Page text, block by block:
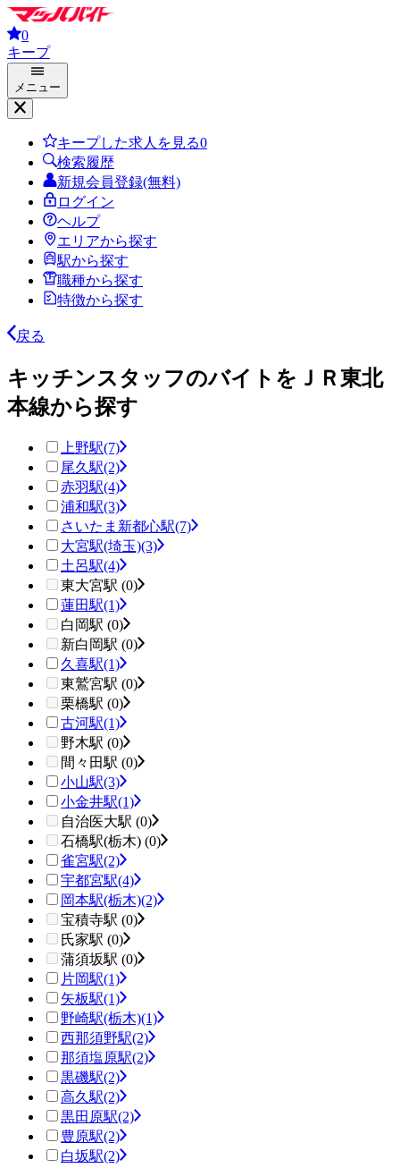
0
キープ
メニュー
キープした求人を見る0
検索履歴
新規会員登録(無料)
ログイン
ヘルプ
エリアから探す
駅から探す
職種から探す
特徴から探す
戻る
キッチンスタッフのバイトをＪＲ東北
本線から探す
上野駅(7)
尾久駅(2)
赤羽駅(4)
浦和駅(3)
さいたま新都心駅(7)
大宮駅(埼玉)(3)
土呂駅(4)
東大宮駅 (0)
蓮田駅(1)
白岡駅 (0)
新白岡駅 (0)
久喜駅(1)
東鷲宮駅 (0)
栗橋駅 (0)
古河駅(1)
野木駅 (0)
間々田駅 (0)
小山駅(3)
小金井駅(1)
自治医大駅 (0)
石橋駅(栃木) (0)
雀宮駅(2)
宇都宮駅(4)
岡本駅(栃木)(2)
宝積寺駅 (0)
氏家駅 (0)
蒲須坂駅 (0)
片岡駅(1)
矢板駅(1)
野崎駅(栃木)(1)
西那須野駅(2)
那須塩原駅(2)
黒磯駅(2)
高久駅(2)
黒田原駅(2)
豊原駅(2)
白坂駅(2)